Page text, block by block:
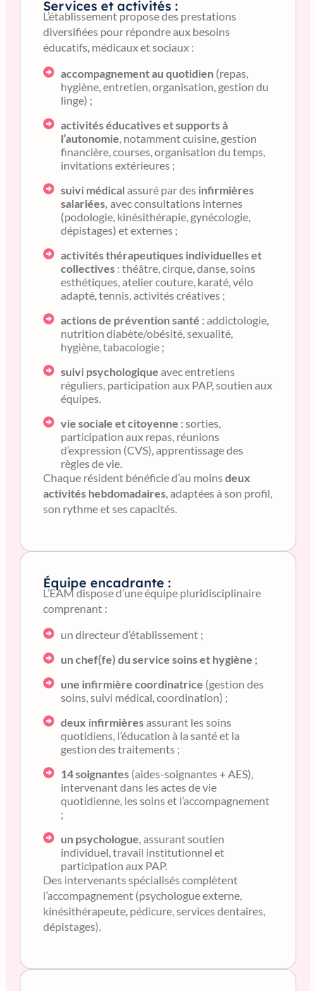
Services et activités :
L’établissement propose des prestations
diversifiées pour répondre aux besoins
éducatifs, médicaux et sociaux :
accompagnement au quotidien (repas,
hygiène, entretien, organisation, gestion du
linge) ;
activités éducatives et supports à
l’autonomie, notamment cuisine, gestion
financière, courses, organisation du temps,
invitations extérieures ;
suivi médical assuré par des infirmières
salariées, avec consultations internes
(podologie, kinésithérapie, gynécologie,
dépistages) et externes ;
activités thérapeutiques individuelles et
collectives : théâtre, cirque, danse, soins
esthétiques, atelier couture, karaté, vélo
adapté, tennis, activités créatives ;
actions de prévention santé : addictologie,
nutrition diabète/obésité, sexualité,
hygiène, tabacologie ;
suivi psychologique avec entretiens
réguliers, participation aux PAP, soutien aux
équipes.
vie sociale et citoyenne : sorties,
participation aux repas, réunions
d’expression (CVS), apprentissage des
règles de vie.
Chaque résident bénéficie d’au moinsdeux
activités hebdomadaires, adaptées à son profil,
son rythme et ses capacités.
Équipe encadrante :
L’EAM dispose d’une équipe pluridisciplinaire
comprenant :
un directeur d’établissement ;
un chef(fe) du service soins et hygiène ;
une infirmière coordinatrice (gestion des
soins, suivi médical, coordination) ;
deux infirmièresassurant les soins
quotidiens, l’éducation à la santé et la
gestion des traitements ;
14 soignantes (aides-soignantes + AES),
intervenant dans les actes de vie
quotidienne, les soins et l’accompagnement
;
un psychologue, assurant soutien
individuel, travail institutionnel et
participation aux PAP.
Des intervenants spécialisés complètent
l’accompagnement (psychologue externe,
kinésithérapeute, pédicure, services dentaires,
dépistages).